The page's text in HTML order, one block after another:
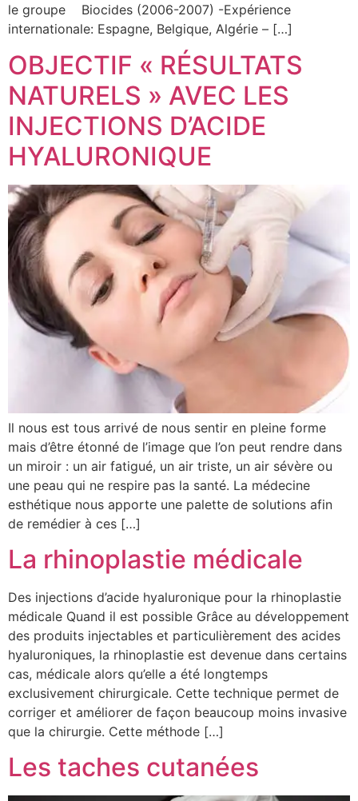
le groupe Biocides (2006-2007) -Expérience
internationale: Espagne, Belgique, Algérie – […]
OBJECTIF « RÉSULTATS
NATURELS » AVEC LES
INJECTIONS D’ACIDE
HYALURONIQUE
Il nous est tous arrivé de nous sentir en pleine forme
mais d’être étonné de l’image que l’on peut rendre dans
un miroir : un air fatigué, un air triste, un air sévère ou
une peau qui ne respire pas la santé. La médecine
esthétique nous apporte une palette de solutions afin
de remédier à ces […]
La rhinoplastie médicale
Des injections d’acide hyaluronique pour la rhinoplastie
médicale Quand il est possible Grâce au développement
des produits injectables et particulièrement des acides
hyaluroniques, la rhinoplastie est devenue dans certains
cas, médicale alors qu’elle a été longtemps
exclusivement chirurgicale. Cette technique permet de
corriger et améliorer de façon beaucoup moins invasive
que la chirurgie. Cette méthode […]
Les taches cutanées